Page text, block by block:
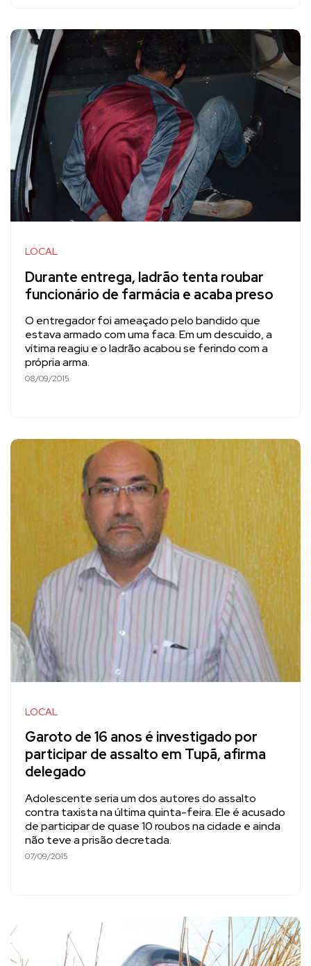
LOCAL
Durante entrega, ladrão tenta roubar
funcionário de farmácia e acaba preso
O entregador foi ameaçado pelo bandido que
estava armado com uma faca. Em um descuido, a
vítima reagiu e o ladrão acabou se ferindo com a
própria arma.
08/09/2015
LOCAL
Garoto de 16 anos é investigado por
participar de assalto em Tupã, afirma
delegado
Adolescente seria um dos autores do assalto
contra taxista na última quinta-feira. Ele é acusado
de participar de quase 10 roubos na cidade e ainda
não teve a prisão decretada.
07/09/2015